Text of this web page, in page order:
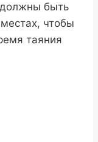
быть
чтобы
таяния